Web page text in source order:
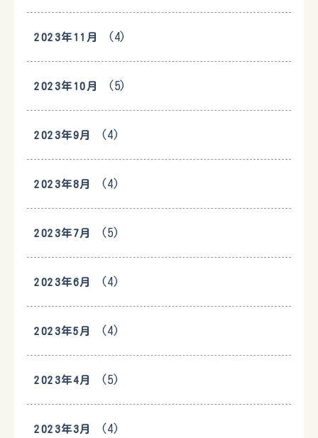
2023年11月 (4)
2023年10月 (5)
2023年9月 (4)
2023年8月 (4)
2023年7月 (5)
2023年6月 (4)
2023年5月 (4)
2023年4月 (5)
2023年3月 (4)